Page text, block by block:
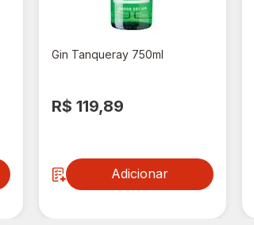
Gin Tanqueray 750ml
R$ 119,89
Adicionar